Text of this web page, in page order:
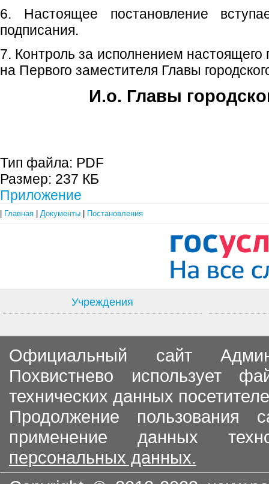
6. Настоящее постановление
подписания.
7. Контроль за исполнением настоящего
на Первого заместителя Главы
И.о. Главы
Тип файла: PDF
Размер: 237 КБ
Приложение
Главная Документы Постановления
Учреждения
Официальный сайт
Похвистнево использует
технических данных
Продолжение пользования
применение данных
персональных данных.